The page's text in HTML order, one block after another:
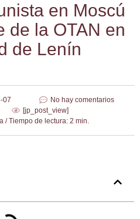
en Mos­cú
de la OTAN en
de Lenín
07
No hay comentarios
[jp_post_view]
/ Tiempo de lectura: 2 min.